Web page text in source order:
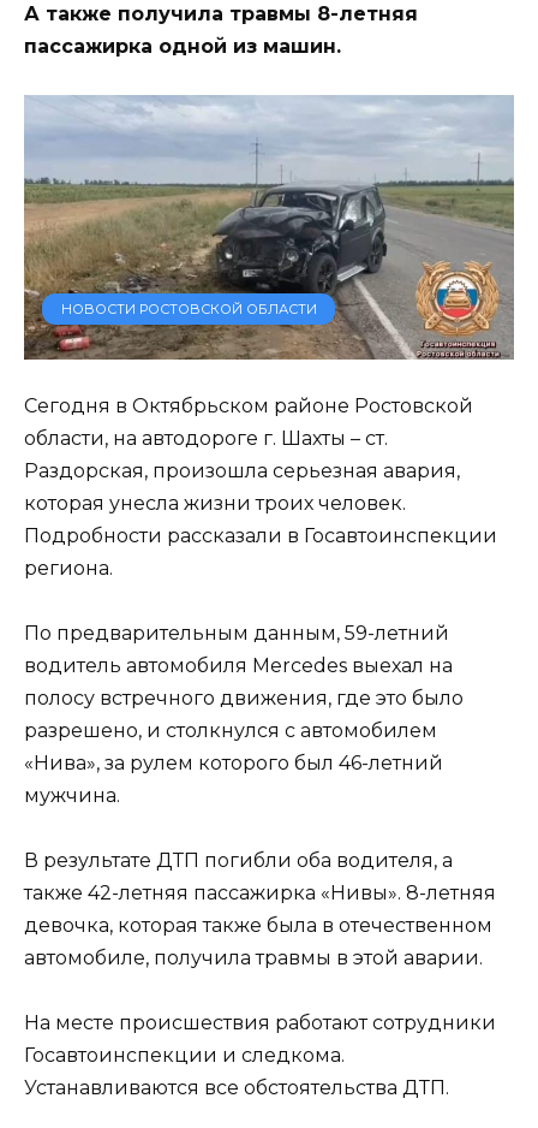
А также получила травмы 8-летняя
пассажирка одной из машин.
НОВОСТИ РОСТОВСКОЙ ОБЛАСТИ
Сегодня в Октябрьском районе Ростовской
области, на автодороге г. Шахты – ст.
Раздорская, произошла серьезная авария,
которая унесла жизни троих человек.
Подробности рассказали в Госавтоинспекции
региона.
По предварительным данным, 59-летний
водитель автомобиля Mercedes выехал на
полосу встречного движения, где это было
разрешено, и столкнулся с автомобилем
«Нива», за рулем которого был 46-летний
мужчина.
В результате ДТП погибли оба водителя, а
также 42-летняя пассажирка «Нивы». 8-летняя
девочка, которая также была в отечественном
автомобиле, получила травмы в этой аварии.
На месте происшествия работают сотрудники
Госавтоинспекции и следкома.
Устанавливаются все обстоятельства ДТП.